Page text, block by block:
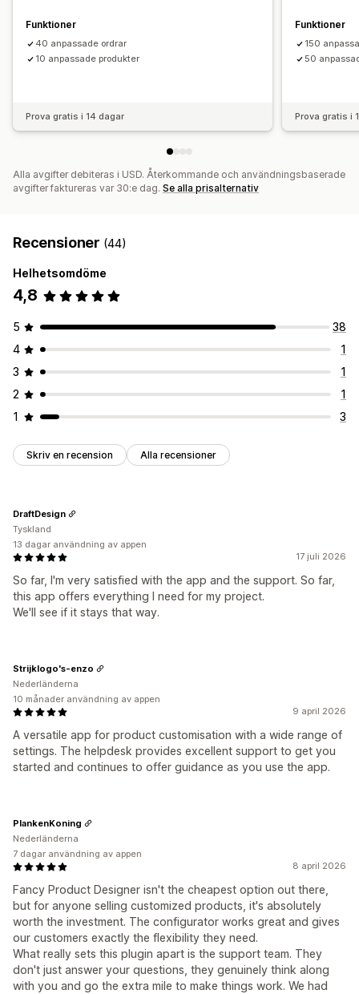
Funktioner
40 anpassade ordrar
10 anpassade produkter
Prova gratis i 14 dagar
Funktioner
150
50
Prova gratis i
Alla avgifter debiteras i USD. Återkommande och användningsbaserade
avgifter faktureras var 30:e dag. Se alla prisalternativ
Recensioner (44)
Helhetsomdöme
4,8
5
38
4
1
3
1
2
1
1
3
Skriv en recension Alla recensioner
17 juli 2026
So far, I'm very satisfied with the app and the support. So far,
this app offers everything I need for my project.
We'll see if it stays that way.
DraftDesign
Tyskland
13 dagar användning av appen
9 april 2026
A versatile app for product customisation with a wide range of
settings. The helpdesk provides excellent support to get you
started and continues to offer guidance as you use the app.
Strijklogo's-enzo
Nederländerna
10 månader användning av appen
8 april 2026
Fancy Product Designer isn't the cheapest option out there,
but for anyone selling customized products, it's absolutely
worth the investment. The configurator works great and gives
our customers exactly the flexibility they need.
What really sets this plugin apart is the support team. They
don't just answer your questions, they genuinely think along
with you and go the extra mile to make things work. We had
PlankenKoning
Nederländerna
7 dagar användning av appen